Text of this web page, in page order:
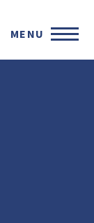
MENU